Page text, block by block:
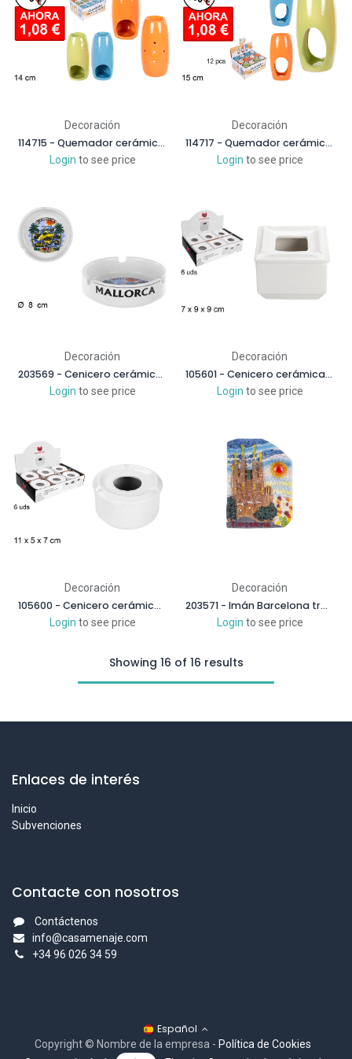
Decoración
114715 - Quemador cerámica cilindro colores surtidos 14 cm
Login to see price
Decoración
114717 - Quemador cerámica redondo alto colores surtidos 15 cm
Login to see price
Decoración
203569 - Cenicero cerámica decorado Mallorca 8 cm
Login to see price
Decoración
105601 - Cenicero cerámica cuadrado blanco
Login to see price
Decoración
105600 - Cenicero cerámica redondo blanco
Login to see price
Decoración
203571 - Imán Barcelona trancadís cerámica
Login to see price
Showing 16 of 16 results
Enlaces de interés
Inicio
Subvenciones
Contacte con nosotros
Contáctenos
info@casamenaje.com
+34 96 026 34 59
Copyright © Nombre de la empresa - Política de Cookies
Español